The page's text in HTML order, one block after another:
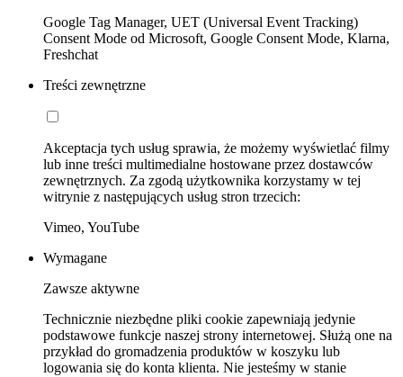
Google Tag Manager, UET (Universal Event Tracking)
Consent Mode od Microsoft, Google Consent Mode, Klarna,
Freshchat
Treści zewnętrzne
Akceptacja tych usług sprawia, że możemy wyświetlać filmy
lub inne treści multimedialne hostowane przez dostawców
zewnętrznych. Za zgodą użytkownika korzystamy w tej
witrynie z następujących usług stron trzecich:
Vimeo, YouTube
Wymagane
Zawsze aktywne
Technicznie niezbędne pliki cookie zapewniają jedynie
podstawowe funkcje naszej strony internetowej. Służą one na
przykład do gromadzenia produktów w koszyku lub
logowania się do konta klienta. Nie jesteśmy w stanie